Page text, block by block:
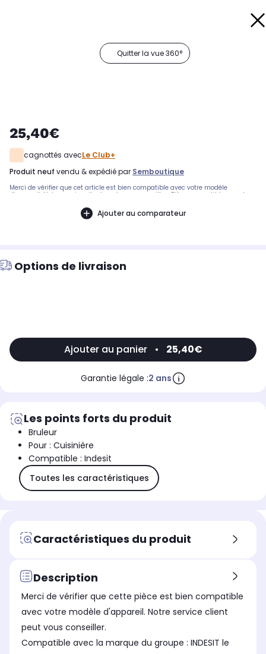
Quitter la vue 360°
25,40€
cagnottés avecLe Club+
produit neuf vendu & expédié par Semboutique
Merci de vérifier que cet article est bien compatible avec votre modèle
d'appareil. Notre service client peut vous conseiller. .Pièce compatible avec les
Ajouter au comparateur
Options de livraison
Ajouter au panier • 25,40€
Garantie légale :2 ans
Les points forts du produit
Bruleur
Pour : Cuisinière
Compatible : Indesit
Toutes les caractéristiques
Caractéristiques du produit
Description
Merci de vérifier que cette pièce est bien compatible
avec votre modèle d'appareil. Notre service client
peut vous conseiller.
Compatible avec la marque du groupe : INDESIT le